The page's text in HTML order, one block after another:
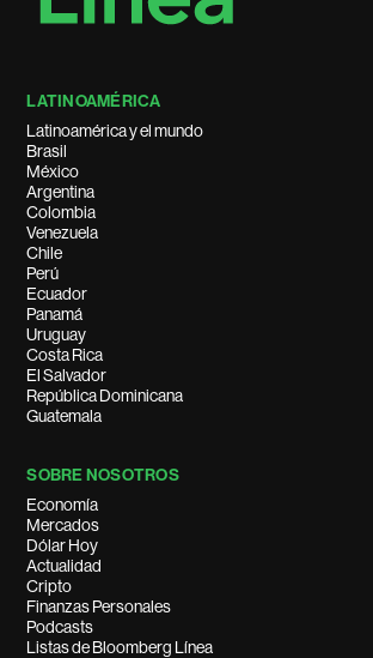
LATINOAMÉRICA
Latinoamérica y el mundo
Brasil
México
Argentina
Colombia
Venezuela
Chile
Perú
Ecuador
Panamá
Uruguay
Costa Rica
El Salvador
República Dominicana
Guatemala
SOBRE NOSOTROS
Economía
Mercados
Dólar Hoy
Actualidad
Cripto
Finanzas Personales
Podcasts
Listas de Bloomberg Línea